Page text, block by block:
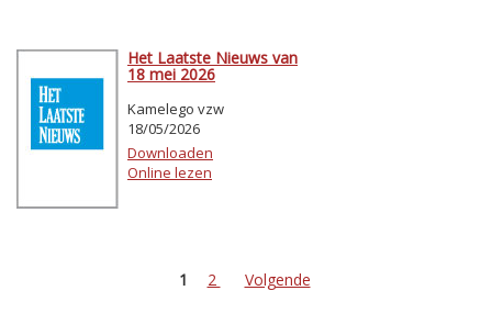
Het Laatste Nieuws van
18 mei 2026
Kamelego vzw
18/05/2026
Downloaden
Online lezen
1 2 Volgende